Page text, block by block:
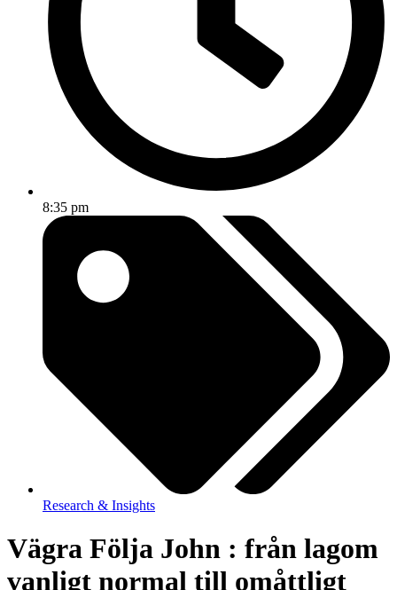
8:35 pm
Research & Insights
Vägra Följa John : från lagom
vanligt normal till omåttligt